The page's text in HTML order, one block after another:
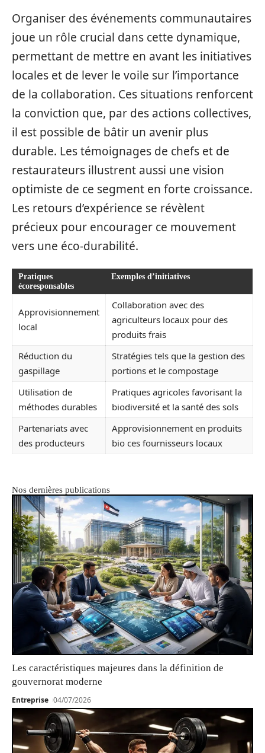
Organiser des événements communautaires
joue un rôle crucial dans cette dynamique,
permettant de mettre en avant les initiatives
locales et de lever le voile sur l’importance
de la collaboration. Ces situations renforcent
la conviction que, par des actions collectives,
il est possible de bâtir un avenir plus
durable. Les témoignages de chefs et de
restaurateurs illustrent aussi une vision
optimiste de ce segment en forte croissance.
Les retours d’expérience se révèlent
précieux pour encourager ce mouvement
vers une éco-durabilité.
Pratiques
écoresponsables
Exemples d’initiatives
Approvisionnement
local
Collaboration avec des
agriculteurs locaux pour des
produits frais
Réduction du
gaspillage
Stratégies tels que la gestion des
portions et le compostage
Utilisation de
méthodes durables
Pratiques agricoles favorisant la
biodiversité et la santé des sols
Partenariats avec
des producteurs
Approvisionnement en produits
bio ces fournisseurs locaux
Nos dernières publications
Les caractéristiques majeures dans la définition de
gouvernorat moderne
Entreprise 04/07/2026